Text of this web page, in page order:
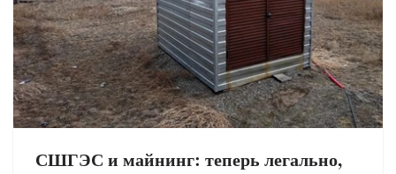
СШГЭС и майнинг: теперь легально,